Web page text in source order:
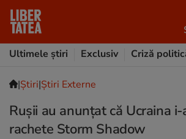
Ultimele știri
Exclusiv Criză
|Ştiri|Știri Externe
Rușii au anunțat că Ucraina
rachete Storm Shadow